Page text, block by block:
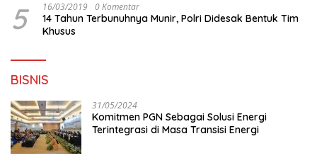
5 16/03/2019 0 Komentar
14 Tahun Terbunuhnya Munir, Polri Didesak Bentuk Tim
Khusus
BISNIS
31/05/2024
Komitmen PGN Sebagai Solusi Energi
Terintegrasi di Masa Transisi Energi